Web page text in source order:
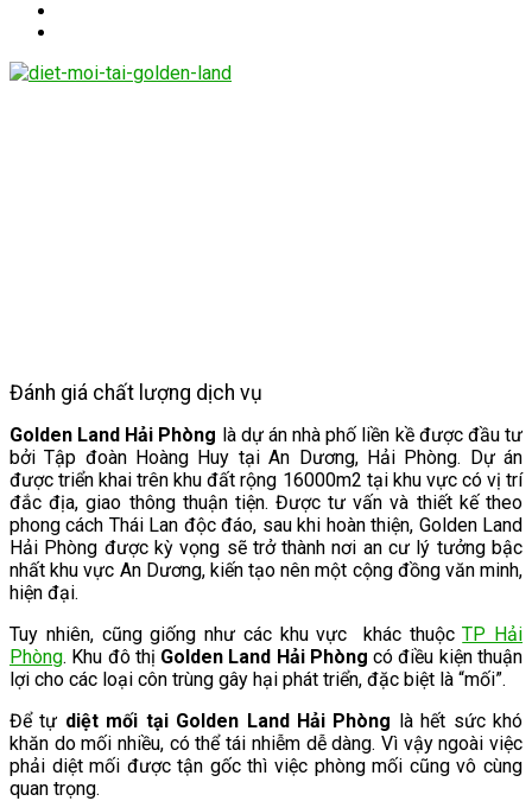
Đánh giá chất lượng dịch vụ
Golden Land Hải Phòng là dự án nhà phố liền kề được đầu tư
bởi Tập đoàn Hoàng Huy tại An Dương, Hải Phòng. Dự án
được triển khai trên khu đất rộng 16000m2 tại khu vực có vị trí
đắc địa, giao thông thuận tiện. Được tư vấn và thiết kế theo
phong cách Thái Lan độc đáo, sau khi hoàn thiện, Golden Land
Hải Phòng được kỳ vọng sẽ trở thành nơi an cư lý tưởng bậc
nhất khu vực An Dương, kiến tạo nên một cộng đồng văn minh,
hiện đại.
Tuy nhiên, cũng giống như các khu vực khác thuộcTP Hải
Phòng. Khu đô thị Golden Land Hải Phòng có điều kiện thuận
lợi cho các loại côn trùng gây hại phát triển, đặc biệt là “mối”.
Để tự diệt mối tại Golden Land Hải Phòng là hết sức khó
khăn do mối nhiều, có thể tái nhiễm dễ dàng. Vì vậy ngoài việc
phải diệt mối được tận gốc thì việc phòng mối cũng vô cùng
quan trọng.